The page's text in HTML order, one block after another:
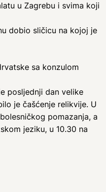
u Zagrebu i svima koji
dobio sličicu na kojoj je
sa konzulom
posljednji dan velike
je čašćenje relikvije. U
pomazanja, a
jeziku, u 10.30 na